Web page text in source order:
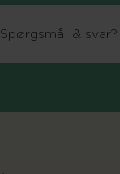
Spørgsmål & svar?